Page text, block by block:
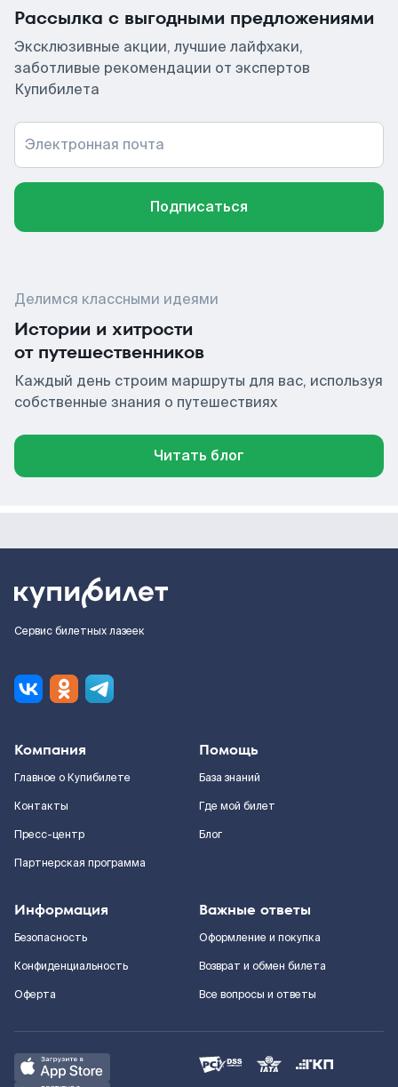
Рассылка с выгодными предложениями
Эксклюзивные акции, лучшие лайфхаки,
заботливые рекомендации от экспертов
Купибилета
Электронная почта
Подписаться
Делимся классными идеями
Истории и хитрости
от путешественников
Каждый день строим маршруты для вас, используя
собственные знания о путешествиях
Читать блог
Сервис билетных лазеек
Компания
Главное о Купибилете
Контакты
Пресс-центр
Партнерская программа
Помощь
База знаний
Где мой билет
Блог
Информация
Безопасность
Конфиденциальность
Оферта
Важные ответы
Оформление и покупка
Возврат и обмен билета
Все вопросы и ответы